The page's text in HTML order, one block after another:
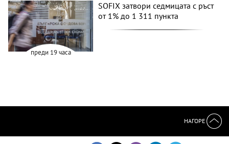
преди 19 часа
SOFIX затвори седмицата с ръст
от 1% до 1 311 пункта
НАГОРЕ